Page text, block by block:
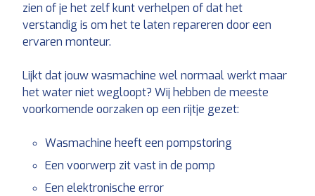
zien of je het zelf kunt verhelpen of dat het
verstandig is om het te laten repareren door een
ervaren monteur.
Lijkt dat jouw wasmachine wel normaal werkt maar
het water niet wegloopt? Wij hebben de meeste
voorkomende oorzaken op een rijtje gezet:
Wasmachine heeft een pompstoring
Een voorwerp zit vast in de pomp
Een elektronische error